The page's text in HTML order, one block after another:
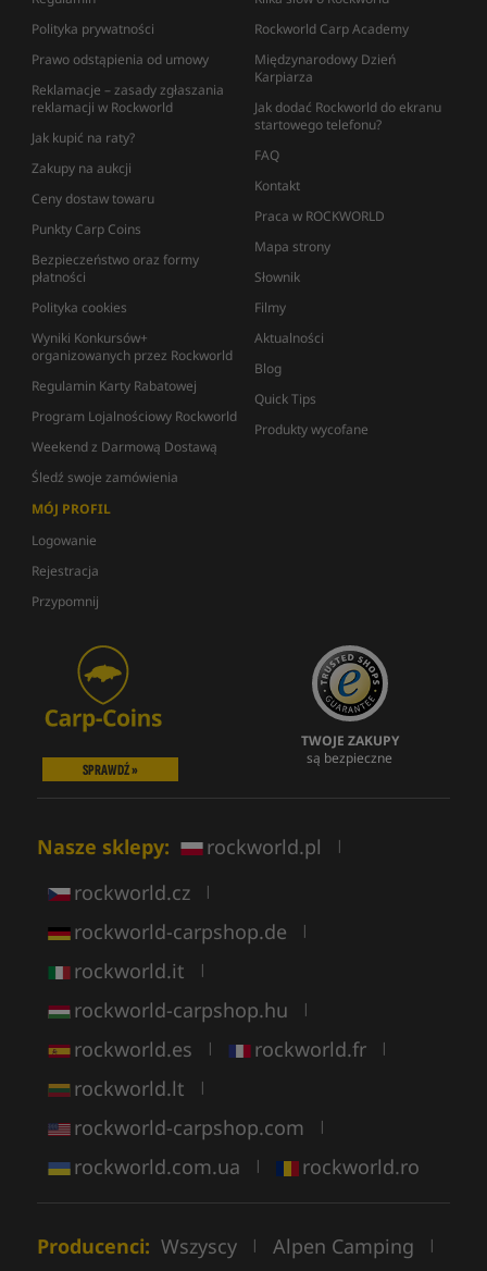
Polityka prywatności
Prawo odstąpienia od umowy
Reklamacje – zasady zgłaszania
reklamacji w Rockworld
Jak kupić na raty?
Zakupy na aukcji
Ceny dostaw towaru
Punkty Carp Coins
Bezpieczeństwo oraz formy
płatności
Polityka cookies
Wyniki Konkursów+
organizowanych przez Rockworld
Regulamin Karty Rabatowej
Program Lojalnościowy Rockworld
Weekend z Darmową Dostawą
Śledź swoje zamówienia
Rockworld Carp Academy
Międzynarodowy Dzień
Karpiarza
Jak dodać Rockworld do ekranu
startowego telefonu?
FAQ
Kontakt
Praca w ROCKWORLD
Mapa strony
Słownik
Filmy
Aktualności
Blog
Quick Tips
Produkty wycofane
MÓJ PROFIL
Logowanie
Rejestracja
Przypomnij
SPRAWDŹ »
TWOJE ZAKUPY
są bezpieczne
Nasze sklepy: rockworld.pl |
rockworld.cz |
rockworld-carpshop.de |
rockworld.it |
rockworld-carpshop.hu |
rockworld.es | rockworld.fr |
rockworld.lt |
rockworld-carpshop.com |
rockworld.com.ua | rockworld.ro
Producenci: Wszyscy | Alpen Camping |